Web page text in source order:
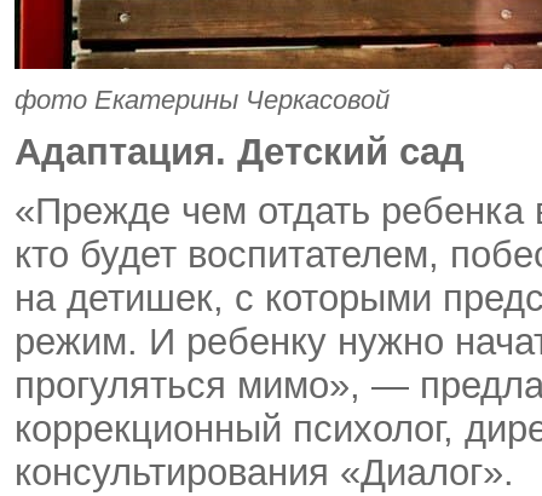
фото Екатерины Черкасовой
Адаптация. Детский сад
«Прежде чем отдать ребенка
кто будет воспитателем,
на детишек, с которыми
режим. И ребенку нужно
прогуляться мимо», —
коррекционный психолог,
консультирования «Диалог».